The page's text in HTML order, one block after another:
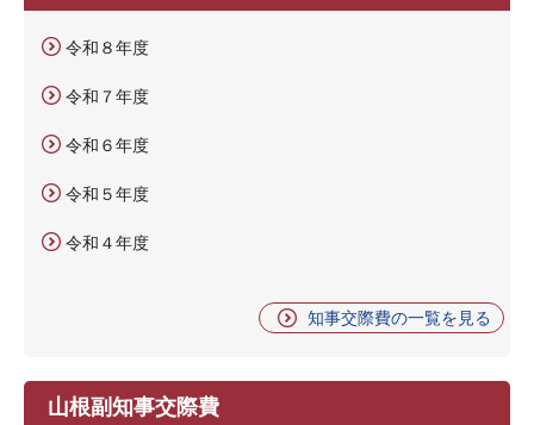
令和８年度
令和７年度
令和６年度
令和５年度
令和４年度
知事交際費の一覧を見る
山根副知事交際費